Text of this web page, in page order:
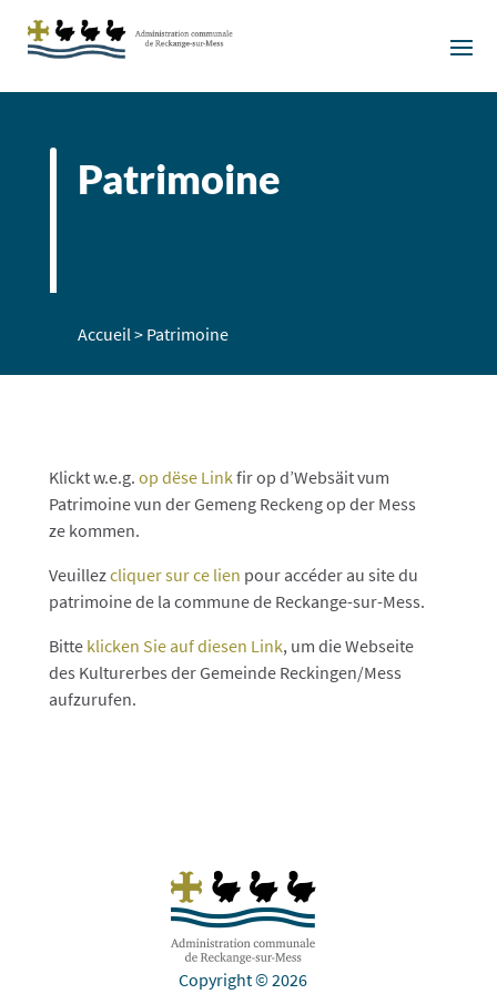
Patrimoine
Accueil > Patrimoine
Klickt w.e.g. op dëse Link fir op d’Websäit vum
Patrimoine vun der Gemeng Reckeng op der Mess
ze kommen.
Veuillezcliquer sur ce lien pour accéder au site du
patrimoine de la commune de Reckange-sur-Mess.
Bitte klicken Sie auf diesen Link, um die Webseite
des Kulturerbes der Gemeinde Reckingen/Mess
aufzurufen.
Copyright © 2026